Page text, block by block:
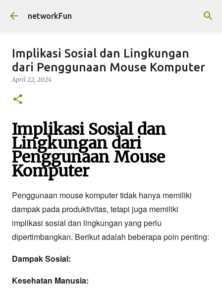
networkFun
Implikasi Sosial dan Lingkungan
dari Penggunaan Mouse Komputer
April 22, 2024
Implikasi Sosial dan
Lingkungan dari
Penggunaan Mouse
Komputer
Penggunaan mouse komputer tidak hanya memiliki
dampak pada produktivitas, tetapi juga memiliki
implikasi sosial dan lingkungan yang perlu
dipertimbangkan. Berikut adalah beberapa poin penting:
Dampak Sosial:
Kesehatan Manusia: